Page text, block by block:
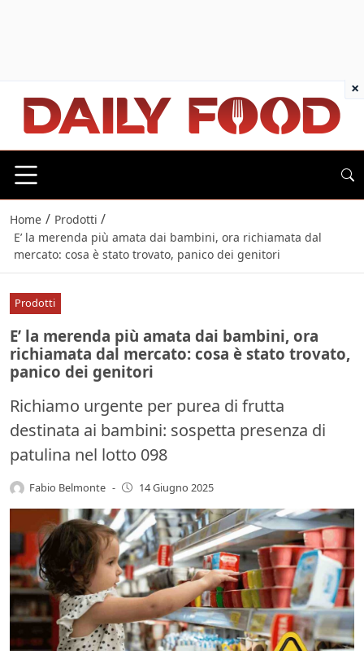
Home / Prodotti /
E’ la merenda più amata dai bambini, ora richiamata dal
mercato: cosa è stato trovato, panico dei genitori
Prodotti
E’ la merenda più amata dai bambini, ora
richiamata dal mercato: cosa è stato trovato,
panico dei genitori
Richiamo urgente per purea di frutta
destinata ai bambini: sospetta presenza di
patulina nel lotto 098
Fabio Belmonte - 14 Giugno 2025
×